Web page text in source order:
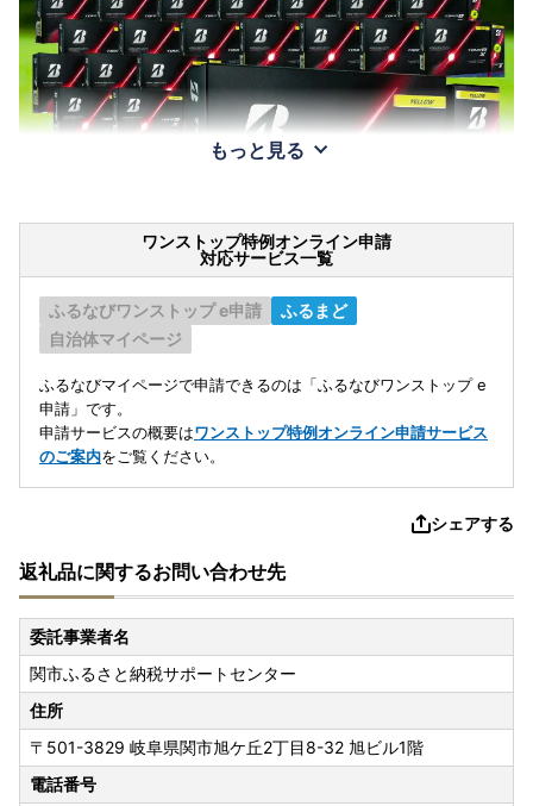
もっと見る
ワンストップ特例オンライン申請
対応サービス一覧
ふるなびワンストップ e申請
ふるまど
自治体マイページ
ふるなびマイページで申請できるのは「ふるなびワンストップ e
申請」です。
申請サービスの概要はワンストップ特例オンライン申請サービス
のご案内をご覧ください。
シェアする
返礼品に関するお問い合わせ先
委託事業者名
関市ふるさと納税サポートセンター
住所
〒501-3829 岐阜県関市旭ケ丘2丁目8-32 旭ビル1階
電話番号